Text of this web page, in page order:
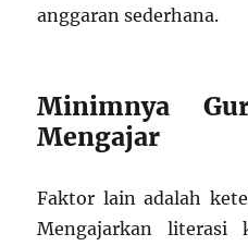
anggaran sederhana.
Minimnya
Mengajar
Faktor lain adalah
Mengajarkan literasi